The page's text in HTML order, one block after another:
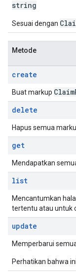
string
Sesuai dengan
Metode
create
Buat markup Claim
delete
Hapus semua
get
Mendapatkan
list
Mencantumkan
tertentu atau untuk
update
Memperbarui
Perhatikan bahwa